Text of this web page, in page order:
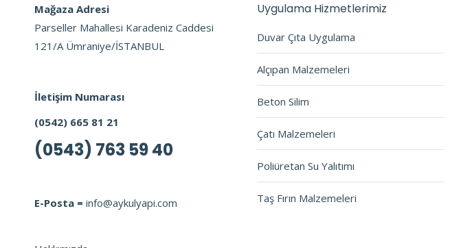
Mağaza Adresi
Parseller Mahallesi Karadeniz Caddesi
121/A Ümraniye/İSTANBUL
İletişim Numarası
(0542) 665 81 21
(0543) 763 59 40
E-Posta = info@aykulyapi.com
Uygulama Hizmetlerimiz
Duvar Çıta Uygulama
Alçıpan Malzemeleri
Beton Silim
Çatı Malzemeleri
Poliüretan Su Yalıtımı
Taş Fırın Malzemeleri